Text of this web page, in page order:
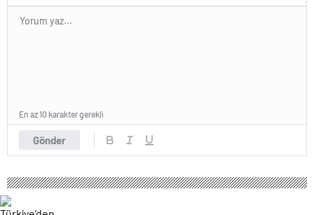
Gönder
En az 10 karakter gerekli